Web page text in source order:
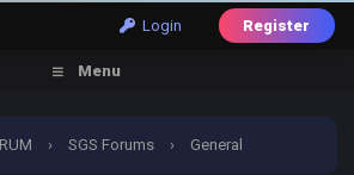
Login Register
Menu
› SGS Forums › General